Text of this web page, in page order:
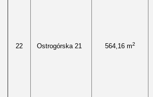
22 Ostrogórska 21 564,16 m2